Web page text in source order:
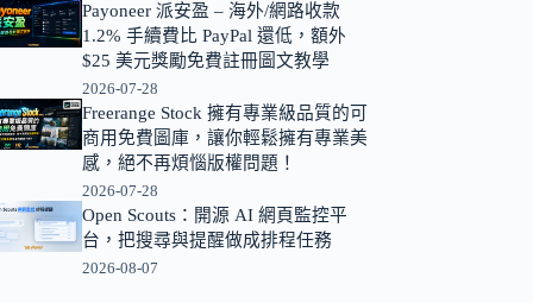
Payoneer 派安盈 – 海外/網路收款
1.2% 手續費比 PayPal 還低，額外
$25 美元獎勵免費註冊圖文教學
2026-07-28
Freerange Stock 擁有專業級品質的可
商用免費圖庫，讓你輕鬆擁有專業美
感，絕不再煩惱版權問題！
2026-07-28
Open Scouts：開源 AI 網頁監控平
台，把搜尋與提醒做成排程任務
2026-08-07